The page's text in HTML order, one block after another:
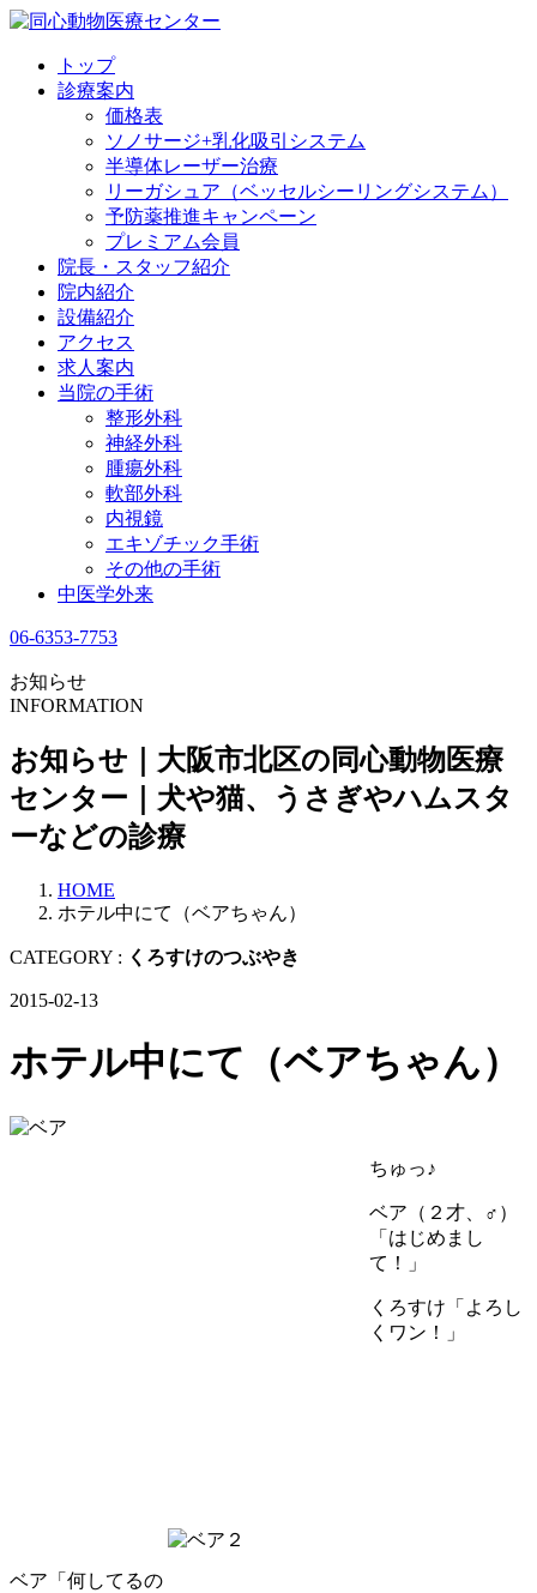
トップ
診療案内
価格表
ソノサージ+乳化吸引システム
半導体レーザー治療
リーガシュア（ベッセルシーリングシステム）
予防薬推進キャンペーン
プレミアム会員
院長・ スタッフ紹介
院内紹介
設備紹介
アクセス
求人案内
当院の手術
整形外科
神経外科
腫瘍外科
軟部外科
内視鏡
エキゾチック手術
その他の手術
中医学外来
06-6353-7753
お知らせ
INFORMATION
お知らせ｜大阪市北区の同心動物医療
センター｜犬や猫、うさぎやハムスタ
ーなどの診療
HOME
ホテル中にて（ベアちゃん）
CATEGORY : くろすけのつぶやき
2015-02-13
ホテル中にて（ベアちゃん）
ちゅっ♪
ベア（２才、♂）
「はじめまし
て！」
くろすけ「よろし
くワン！」
ベア「何してるの